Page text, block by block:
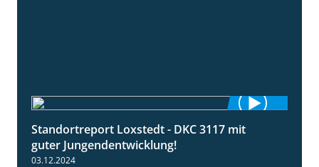
1:10
Standortreport Loxstedt - DKC 3117 mit
guter Jungendentwicklung!
03.12.2024